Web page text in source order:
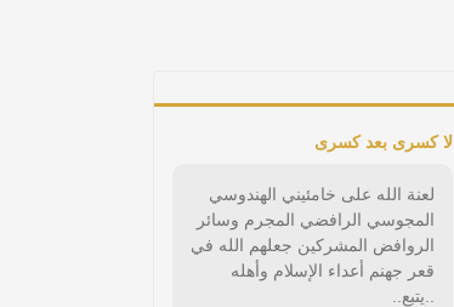
لا كسرى بعد كسرى
لعنة الله على خامئيني الهندوسي
المجوسي الرافضي المجرم وسائر
الروافض المشركين جعلهم الله في
قعر جهنم أعداء الإسلام وأهله
..يتبع..